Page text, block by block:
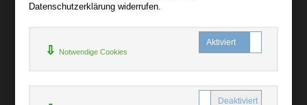
Datenschutzerklärung widerrufen.
Notwendige Cookies